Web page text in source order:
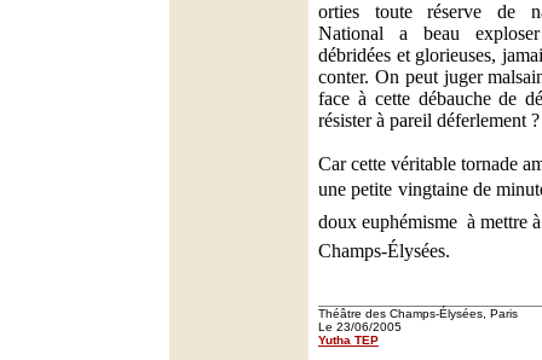
orties toute réserve de
National a beau
débridées et glorieuses,
conter. On peut juger
face à cette débauche de
résister à pareil déferlement ?
Car cette véritable tornade
une petite vingtaine de
doux euphémisme  à mettre
Champs-Élysées.
Théâtre des Champs-Élysées, Paris
Le 23/06/2005
Yutha TEP